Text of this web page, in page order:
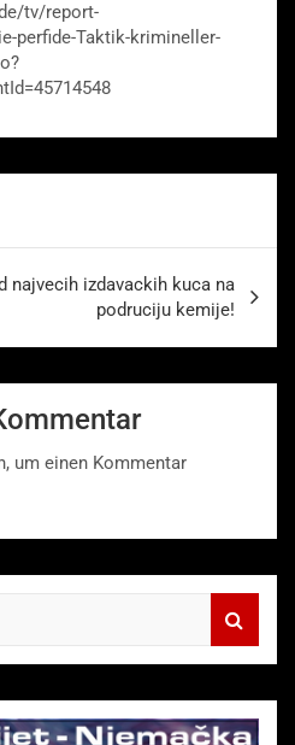
tv/report-
perfide-Taktik-krimineller-
najvecih izdavackih kuca na
podruciju kemije!
um einen Kommentar